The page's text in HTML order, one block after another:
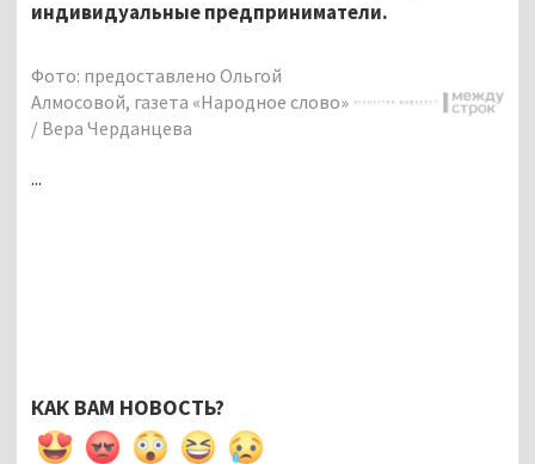
индивидуальные предприниматели.
Фото: предоставлено Ольгой
Алмосовой, газета «Народное слово»
/ Вера Черданцева
...
КАК ВАМ НОВОСТЬ?